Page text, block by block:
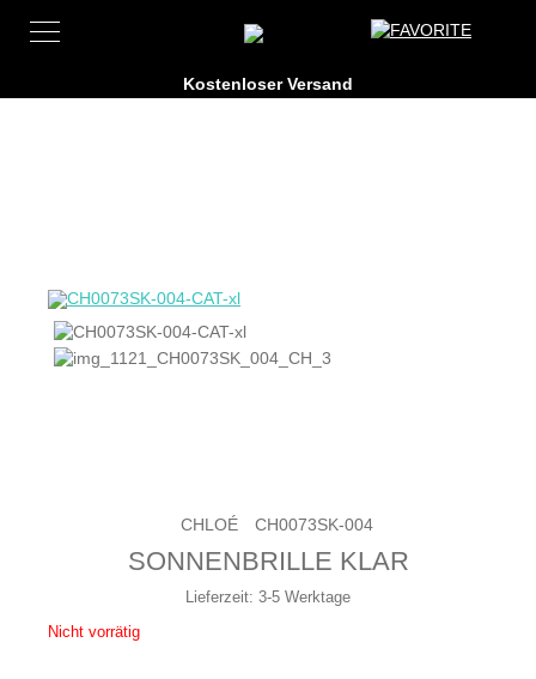
CH0073SK-004
CHLOÉ
SONNENBRILLE KLAR
Lieferzeit: 3-5 Werktage
Nicht vorrätig